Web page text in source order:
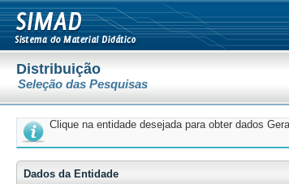
Distribuição
Seleção das Pesquisas
Clique na entidade desejada para obter dados
Dados da Entidade